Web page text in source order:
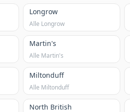
Longrow
Alle Longrow
Martin's
Alle Martin's
Miltonduff
Alle Miltonduff
North British